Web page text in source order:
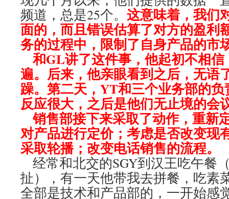
频道，总是25个。 这意味着，我们
面的，而且错误估算了对方的盈利
务的过程中，限制了自身产品的
和GL讲了这件事，他起初不相
遍。后来，他亲眼看到之后，无语
躁。第二天，YT和三个业务部的
反应很大，之后是他们无止境的
销售部接下来采取了动作，重新
对产品进行定价；考虑是否改变现
采取轮播；改变电话销售的流程。
经常和北交的SGY到汉王吃午餐
扯），有一天他带我去拼餐，吃素
全部是技术和产品部的，一开始感